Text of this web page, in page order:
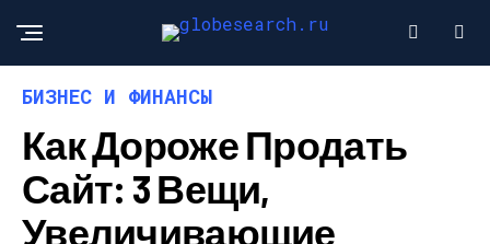
БИЗНЕС И ФИНАНСЫ
Как Дороже Продать
Сайт: 3 Вещи,
Увеличивающие